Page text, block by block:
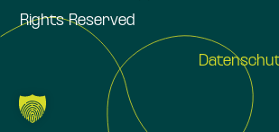
Rights Reserved